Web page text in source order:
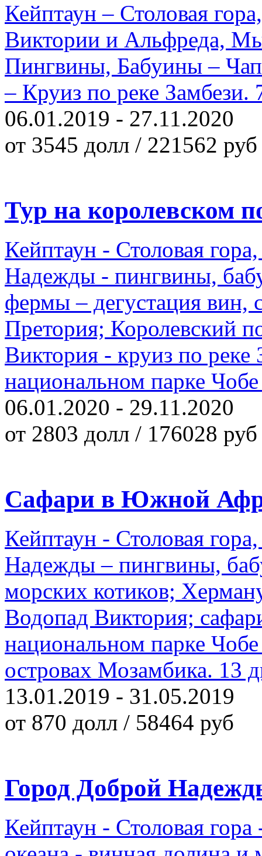
Кейптаун – Столовая
Виктории и Альфреда,
Пингвины, Бабуины –
– Круиз по реке Замбези.
06.01.2019 - 27.11.2020
от 3545 долл / 221562 руб
Тур на королевском
Кейптаун - Столовая
Надежды - пингвины,
фермы – дегустация вин,
Претория; Королевский
Виктория - круиз по реке
национальном парке
06.01.2020 - 29.11.2020
от 2803 долл / 176028 руб
Сафари в Южной
Кейптаун - Столовая
Надежды – пингвины,
морских котиков;
Водопад Виктория;
национальном парке
островах Мозамбика. 13
13.01.2019 - 31.05.2019
от 870 долл / 58464 руб
Город Доброй
Кейптаун - Столовая